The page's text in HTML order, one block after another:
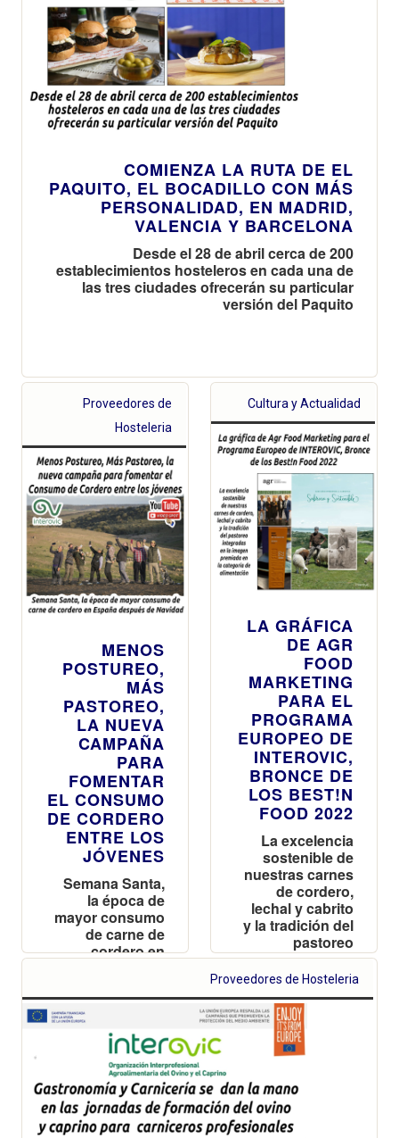
COMIENZA LA RUTA DE EL
PAQUITO, EL BOCADILLO CON MÁS
PERSONALIDAD, EN MADRID,
VALENCIA Y BARCELONA
Desde el 28 de abril cerca de 200
establecimientos hosteleros en cada una de
las tres ciudades ofrecerán su particular
versión del Paquito
Proveedores de
Hosteleria
MENOS
POSTUREO,
MÁS
PASTOREO,
LA NUEVA
CAMPAÑA
PARA
FOMENTAR
EL CONSUMO
DE CORDERO
ENTRE LOS
JÓVENES
Semana Santa,
la época de
mayor consumo
de carne de
cordero en
Navidad
Cultura y Actualidad
LA GRÁFICA
DE AGR
FOOD
MARKETING
PARA EL
PROGRAMA
EUROPEO DE
INTEROVIC,
BRONCE DE
LOS BEST!N
FOOD 2022
La excelencia
sostenible de
nuestras carnes
de cordero,
lechal y cabrito
y la tradición del
pastoreo
integradas en la
imagen
premiada en la
categoría de
alimentación
Proveedores de Hosteleria